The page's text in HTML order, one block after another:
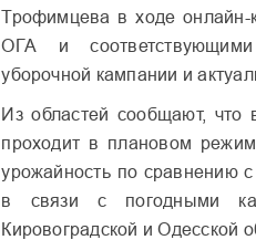
Трофимцева в ходе онлайн-
ОГА и
уборочной кампании и
Из областей сообщают, что
проходит в плановом
урожайность по сравнению
в связи с погодными
Кировоградской и Одесской